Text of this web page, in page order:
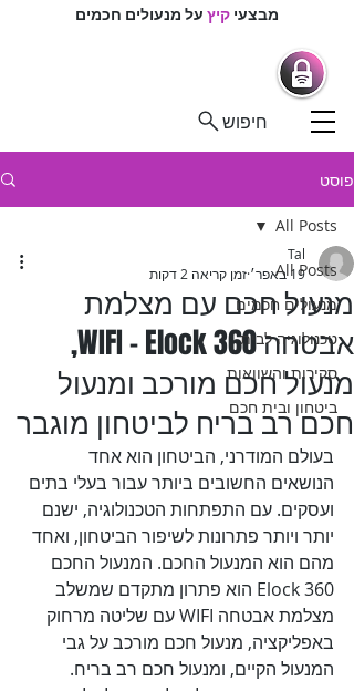
מבצעיקיץעל מנעולים חכמים
חיפוש
פוסט
All Posts
מנעולים חכמים
טכנולוגיה לבית
סקירות והשוואות
ביטחון ובית חכם
All Posts
מנעול חכם עם מצלמת
אבטחה WIFI - Elock 360,
מנעול חכם מורכב ומנעול
חכם רב בריח לביטחון מוגבר
Tal
19 באפר׳
זמן קריאה 2 דקות
בעולם המודרני, הביטחון הוא אחד
הנושאים החשובים ביותר עבור בעלי בתים
ועסקים. עם התפתחות הטכנולוגיה, ישנם
יותר ויותר פתרונות לשיפור הביטחון, ואחד
מהם הוא המנעול החכם. המנעול החכם
Elock 360 הוא פתרון מתקדם שמשלב
מצלמת אבטחה WIFI עם שליטה מרחוק
באפליקציה, מנעול חכם מורכב על גבי
המנעול הקיים, ומנעול חכם רב בריח.